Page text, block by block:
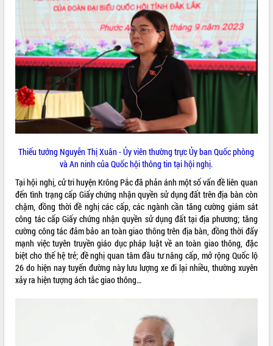
Loading the player...
Hội nghị UBND tỉnh Đắk Lắk thường kỳ
tháng 7/2026
Lễ truy tặng danh hiệu “Bà Mẹ Việt
Nam Anh hùng” và trao Huân chương
Lao động
UBND tỉnh Đắk Lắk triển khai nhiệm
vụ 6 tháng cuối năm 2026
Kỳ họp thứ Hai, Hội đồng nhân dân
tỉnh khóa XI quyết nghị nhiều nội dung
quan trọng
Triết thăm, tặng quà người có công với
cách mạng
Rà soát, hoàn thiện hệ thống thiết chế
văn hóa, thể thao đáp ứng yêu cầu
phát triển mới
Thường trực HĐND tỉnh Đắk Lắk gặp
mặt Đoàn chuyên gia y tế TP. Hồ Chí
Minh
ALBUM ẢNH
LIÊN KẾT WEB
Thiếu tướng Nguyễn Thị Xuân - Ủy viên thường trực Ủy ban Quốc phòng
và An ninh của Quốc hội thông tin tại hội nghị.
Tại hội nghị, cử tri huyện Krông Pắc đã phản ánh một số vấn đề liên quan
đến tình trạng cấp Giấy chứng nhận quyền sử dụng đất trên địa bàn còn
chậm, đồng thời đề nghị các cấp, các ngành cần tăng cường giám sát
công tác cấp Giấy chứng nhận quyền sử dụng đất tại địa phương; tăng
cường công tác đảm bảo an toàn giao thông trên địa bàn, đồng thời đẩy
mạnh việc tuyên truyền giáo dục pháp luật về an toàn giao thông, đặc
biệt cho thế hệ trẻ; đề nghị quan tâm đầu tư nâng cấp, mở rộng Quốc lộ
26 do hiện nay tuyến đường này lưu lượng xe đi lại nhiều, thường xuyên
xảy ra hiện tượng ách tắc giao thông…